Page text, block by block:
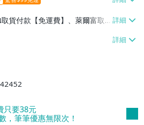
取貨付款【免運費】、萊爾富取
運費】
只要38元
，筆筆優惠無限次！